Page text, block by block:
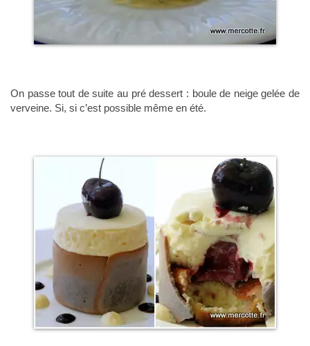
On passe tout de suite au pré dessert : boule de neige gelée de
verveine. Si, si c’est possible même en été.